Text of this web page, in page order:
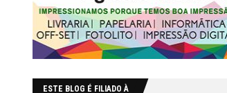
ESTE BLOG É FILIADO À